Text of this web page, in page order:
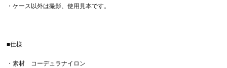
・ケース以外は撮影、使用見本です。
■仕様
・素材 コーデュラナイロン